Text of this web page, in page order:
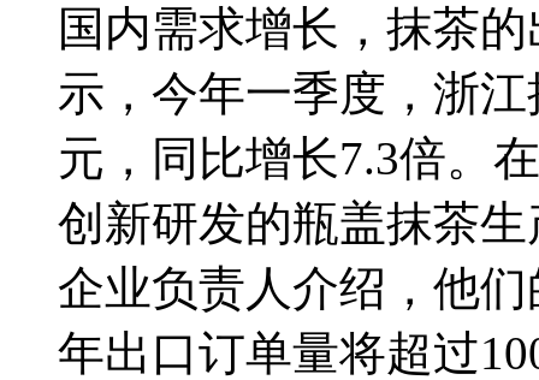
国内需求增长，抹茶
示，今年一季度，浙
元，同比增长7.3倍。
创新研发的瓶盖抹茶
企业负责人介绍，他
年出口订单量将超过